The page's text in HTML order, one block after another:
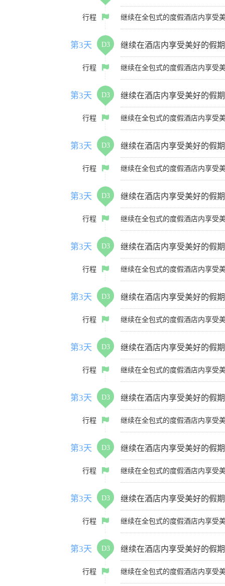
行程 继续在全包式的度假酒店内享受
第3天 D3 继续在酒店内享受美好的假期
行程 继续在全包式的度假酒店内享受
第3天 D3 继续在酒店内享受美好的假期
行程 继续在全包式的度假酒店内享受
第3天 D3 继续在酒店内享受美好的假期
行程 继续在全包式的度假酒店内享受
第3天 D3 继续在酒店内享受美好的假期
行程 继续在全包式的度假酒店内享受
第3天 D3 继续在酒店内享受美好的假期
行程 继续在全包式的度假酒店内享受
第3天 D3 继续在酒店内享受美好的假期
行程 继续在全包式的度假酒店内享受
第3天 D3 继续在酒店内享受美好的假期
行程 继续在全包式的度假酒店内享受
第3天 D3 继续在酒店内享受美好的假期
行程 继续在全包式的度假酒店内享受
第3天 D3 继续在酒店内享受美好的假期
行程 继续在全包式的度假酒店内享受
第3天 D3 继续在酒店内享受美好的假期
行程 继续在全包式的度假酒店内享受
第3天 D3 继续在酒店内享受美好的假期
行程 继续在全包式的度假酒店内享受